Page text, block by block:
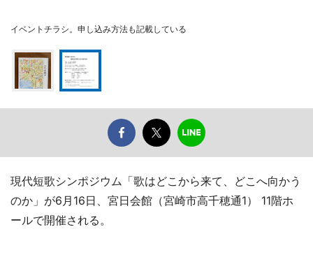
イベントチラシ。申し込み方法も記載している
現代短歌シンポジウム「歌はどこから来て、どこへ向かう
のか」が6月16日、宮日会館（宮崎市高千穂通1） 11階ホ
ールで開催される。